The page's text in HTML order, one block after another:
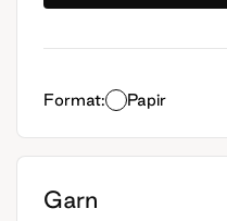
Format: Papir
Garn